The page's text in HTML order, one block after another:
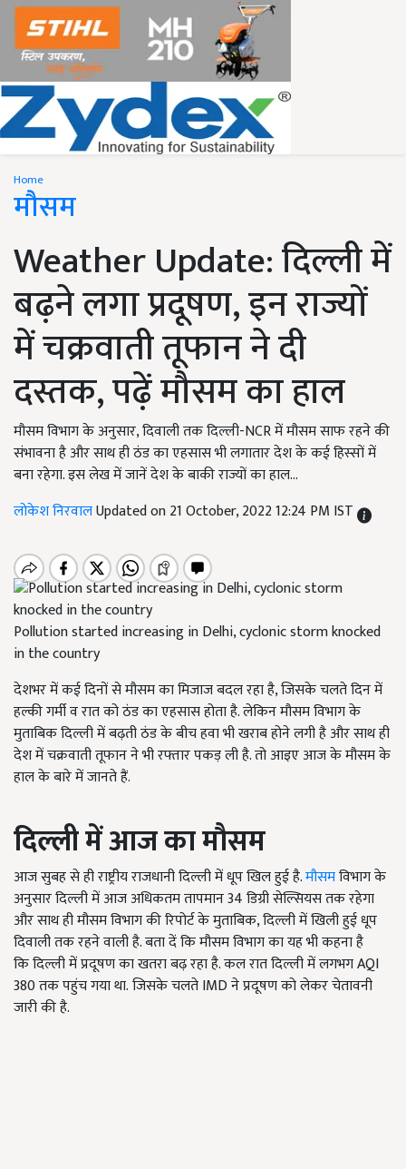
Home
मौसम
Weather Update: दिल्ली में
बढ़ने लगा प्रदूषण, इन राज्यों
में चक्रवाती तूफान ने दी
दस्तक, पढ़ें मौसम का हाल
मौसम विभाग के अनुसार, दिवाली तक दिल्ली-NCR में मौसम साफ रहने की
संभावना है और साथ ही ठंड का एहसास भी लगातार देश के कई हिस्सों में
बना रहेगा. इस लेख में जानें देश के बाकी राज्यों का हाल...
लोकेश निरवालUpdated on 21 October, 2022 12:24 PM IST
Pollution started increasing in Delhi, cyclonic storm knocked
in the country
देशभर में कई दिनों से मौसम का मिजाज बदल रहा है, जिसके चलते दिन में
हल्की गर्मी व रात को ठंड का एहसास होता है. लेकिन मौसम विभाग के
मुताबिक दिल्ली में बढ़ती ठंड के बीच हवा भी खराब होने लगी है और साथ ही
देश में चक्रवाती तूफान ने भी रफ्तार पकड़ ली है. तो आइए आज के मौसम के
हाल के बारे में जानते हैं.
दिल्ली में आज का मौसम
आज सुबह से ही राष्ट्रीय राजधानी दिल्ली में धूप खिल हुई है.मौसमविभाग के
अनुसार दिल्ली में आज अधिकतम तापमान 34 डिग्री सेल्सियस तक रहेगा
और साथ ही मौसम विभाग की रिपोर्ट के मुताबिक, दिल्ली में खिली हुई धूप
दिवाली तक रहने वाली है. बता दें कि मौसम विभाग का यह भी कहना है
कि दिल्ली में प्रदूषण का खतरा बढ़ रहा है. कल रात दिल्ली में लगभग AQI
380 तक पहुंच गया था. जिसके चलते IMD ने प्रदूषण को लेकर चेतावनी
जारी की है.